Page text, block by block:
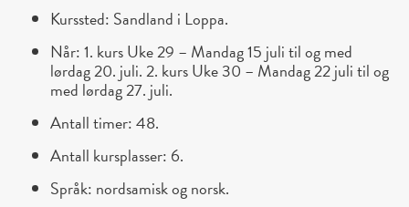
Kurssted: Sandland i Loppa.
Når: 1. kurs Uke 29 – Mandag 15 juli til og med
lørdag 20. juli. 2. kurs Uke 30 – Mandag 22 juli til og
med lørdag 27. juli.
Antall timer: 48.
Antall kursplasser: 6.
Språk: nordsamisk og norsk.